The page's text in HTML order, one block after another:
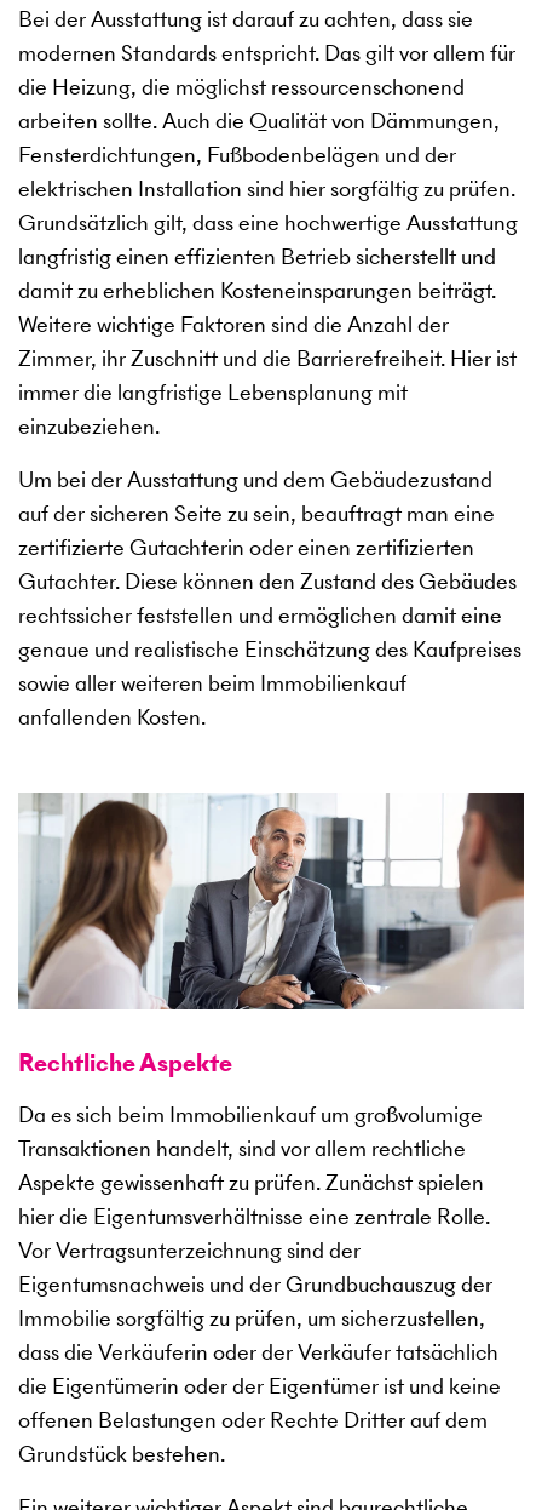
Bei der Ausstattung ist darauf zu achten, dass sie
modernen Standards entspricht. Das gilt vor allem für
die Heizung, die möglichst ressourcenschonend
arbeiten sollte. Auch die Qualität von Dämmungen,
Fensterdichtungen, Fußbodenbelägen und der
elektrischen Installation sind hier sorgfältig zu prüfen.
Grundsätzlich gilt, dass eine hochwertige Ausstattung
langfristig einen effizienten Betrieb sicherstellt und
damit zu erheblichen Kosteneinsparungen beiträgt.
Weitere wichtige Faktoren sind die Anzahl der
Zimmer, ihr Zuschnitt und die Barrierefreiheit. Hier ist
immer die langfristige Lebensplanung mit
einzubeziehen.
Um bei der Ausstattung und dem Gebäudezustand
auf der sicheren Seite zu sein, beauftragt man eine
zertifizierte Gutachterin oder einen zertifizierten
Gutachter. Diese können den Zustand des Gebäudes
rechtssicher feststellen und ermöglichen damit eine
genaue und realistische Einschätzung des Kaufpreises
sowie aller weiteren beim Immobilienkauf
anfallenden Kosten.
Rechtliche Aspekte
Da es sich beim Immobilienkauf um großvolumige
Transaktionen handelt, sind vor allem rechtliche
Aspekte gewissenhaft zu prüfen. Zunächst spielen
hier die Eigentumsverhältnisse eine zentrale Rolle.
Vor Vertragsunterzeichnung sind der
Eigentumsnachweis und der Grundbuchauszug der
Immobilie sorgfältig zu prüfen, um sicherzustellen,
dass die Verkäuferin oder der Verkäufer tatsächlich
die Eigentümerin oder der Eigentümer ist und keine
offenen Belastungen oder Rechte Dritter auf dem
Grundstück bestehen.